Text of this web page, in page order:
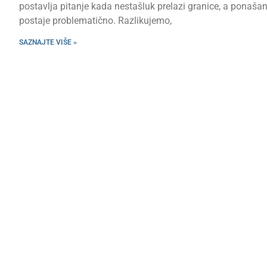
postavlja pitanje kada nestašluk prelazi granice, a
postaje problematično. Razlikujemo,
SAZNAJTE VIŠE »